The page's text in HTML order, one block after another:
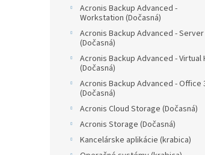
Acronis Backup Advanced -
Workstation (Dočasná)
Acronis Backup Advanced - Server
(Dočasná)
Acronis Backup Advanced - Virtual
(Dočasná)
Acronis Backup Advanced - Office
(Dočasná)
Acronis Cloud Storage (Dočasná)
Acronis Storage (Dočasná)
Kancelárske aplikácie (krabica)